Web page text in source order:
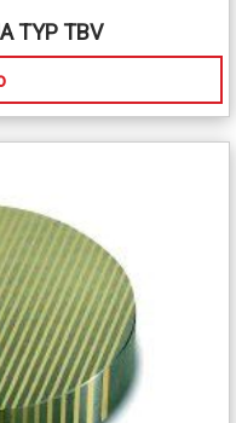
TYP TBV